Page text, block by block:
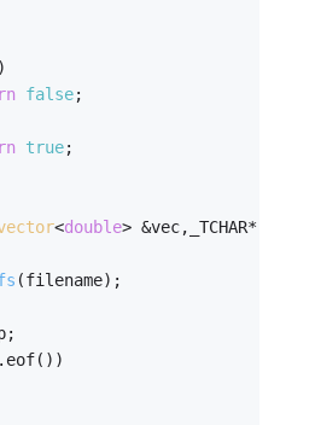
)
false;
true;
<double> &vec,_TCHAR*
(filename) ;